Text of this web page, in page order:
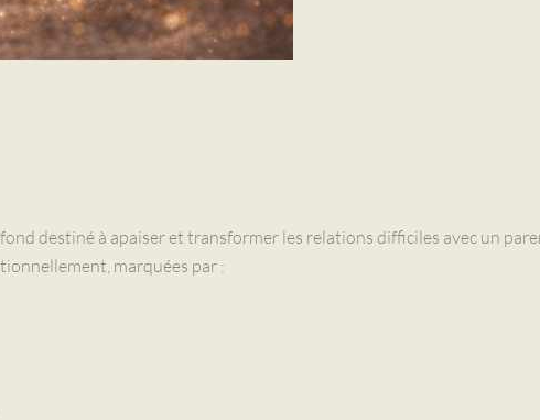
destiné à apaiser et transformer les relations difficiles avec un
marquées par :